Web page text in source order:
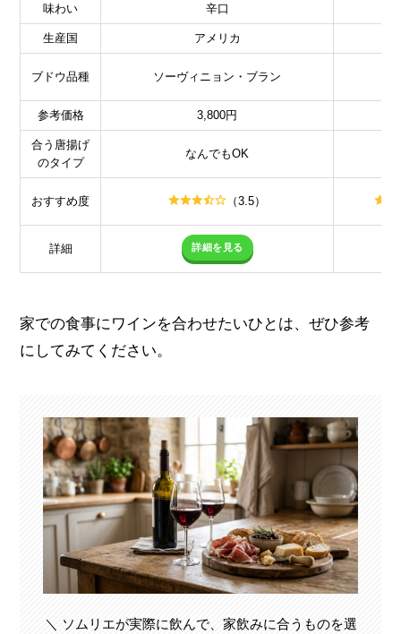
味わい 辛口
生産国 アメリカ
ブドウ品種 ソーヴィニョン・ブラン
参考価格 3,800円
合う唐揚げ
のタイプ
なんでもOK
おすすめ度 （3.5）
詳細 詳細を見る
家での食事にワインを合わせたいひとは、ぜひ参考
にしてみてください。
＼ ソムリエが実際に飲んで、家飲みに合うものを選